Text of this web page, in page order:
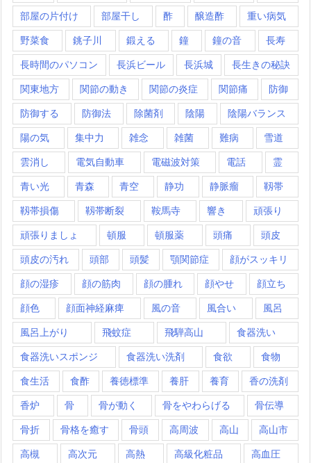
部屋の片付け 部屋干し 酢 醸造酢 重い病気
野菜食 銚子川 鍛える 鐘 鐘の音 長寿
長時間のパソコン 長浜ビール 長浜城 長生きの秘訣
関東地方 関節の動き 関節の炎症 関節痛 防御
防御する 防御法 除菌剤 陰陽 陰陽バランス
陽の気 集中力 雑念 雑菌 難病 雪道
雲消し 電気自動車 電磁波対策 電話 霊
青い光 青森 青空 静功 静脈瘤 靱帯
靱帯損傷 靱帯断裂 鞍馬寺 響き 頑張り
頑張りましょ 頓服 頓服薬 頭痛 頭皮
頭皮の汚れ 頭部 頭髪 顎関節症 顔がスッキリ
顔の湿疹 顔の筋肉 顔の腫れ 顔やせ 顔立ち
顔色 顔面神経麻痺 風の音 風合い 風呂
風呂上がり 飛蚊症 飛騨高山 食器洗い
食器洗いスポンジ 食器洗い洗剤 食欲 食物
食生活 食酢 養徳標準 養肝 養育 香の洗剤
香炉 骨 骨が動く 骨をやわらげる 骨伝導
骨折 骨格を癒す 骨頭 高周波 高山 高山市
高槻 高次元 高熱 高級化粧品 高血圧